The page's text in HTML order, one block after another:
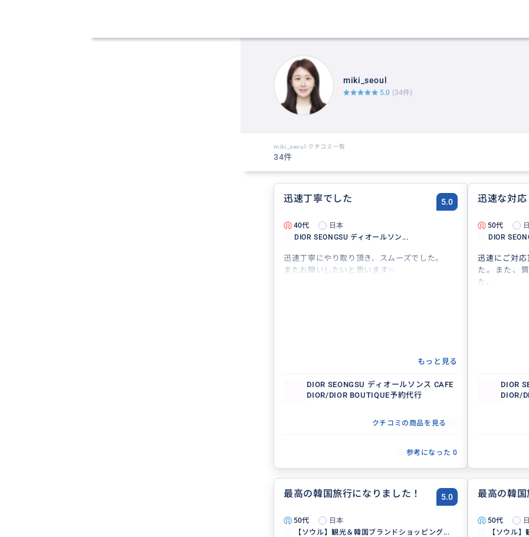
miki_seoul
5.0 (34件)
miki_seoul クチコミ一覧
34件
迅速丁寧でした 5.0
40代
日本
DIOR SEONGSU ディオールソン...
迅速丁寧にやり取り頂き、スムーズでした。
またお願いしたいと思います✨
もっと見る
DIOR SEONGSU ディオールソンス CAFE
DIOR/DIOR BOUTIQUE予約代行
クチコミの商品を見る
参考になった 0
迅速な対応
50代
DIOR
迅速にご対
た。また、
た。
DIOR
DIOR/
最高の韓国旅行になりました！ 5.0
50代
日本
【ソウル】観光＆韓国ブランドショッピング...
最高の韓国
50代
【ソウル